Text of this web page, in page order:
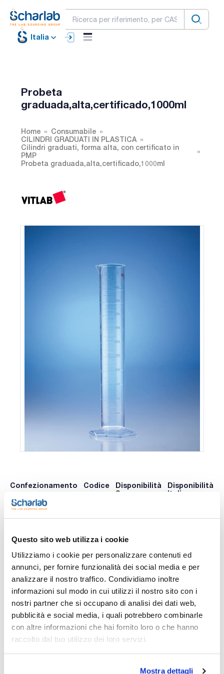
Questo sito web utilizza i cookie
Utilizziamo i cookie per personalizzare contenuti ed
annunci, per fornire funzionalità dei social media e per
analizzare il nostro traffico. Condividiamo inoltre
informazioni sul modo in cui utilizzi il nostro sito con i
nostri partner che si occupano di analisi dei dati web,
pubblicità e social media, i quali potrebbero combinarle
con altre informazioni che hai fornito loro o che hanno
raccolto dal tuo utilizzo dei loro servizi.
Mostra dettagli
Italia
Probeta
graduada,alta,certificado,1000ml
Home
Consumabile
CILINDRI GRADUATI IN PLASTICA
Cilindri graduati, forma alta, con certificato in
PMP
Probeta graduada,alta,certificado,1000ml
Confezionamento Codice
Disponibilità
Spagna
Disponibilità
Italia
x u.
065204
contatta i
contatta i
Stampa pagina prodotto
Caratteristiche
Capacity (ml) : 1000
Subdivision (ml) : 10
Tolerance (ml) : 5
Diameter (mm) : 69
Height (mm) : 440
Material : PMP
Pack (u.) : 1
verificata singolarmente e presentano certificato di prova
Vedi di più